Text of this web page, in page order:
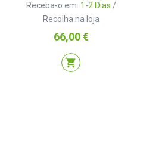
Receba-o em: 1-2 Dias /
Recolha na loja
Preço
66,00 €
shopping_cart